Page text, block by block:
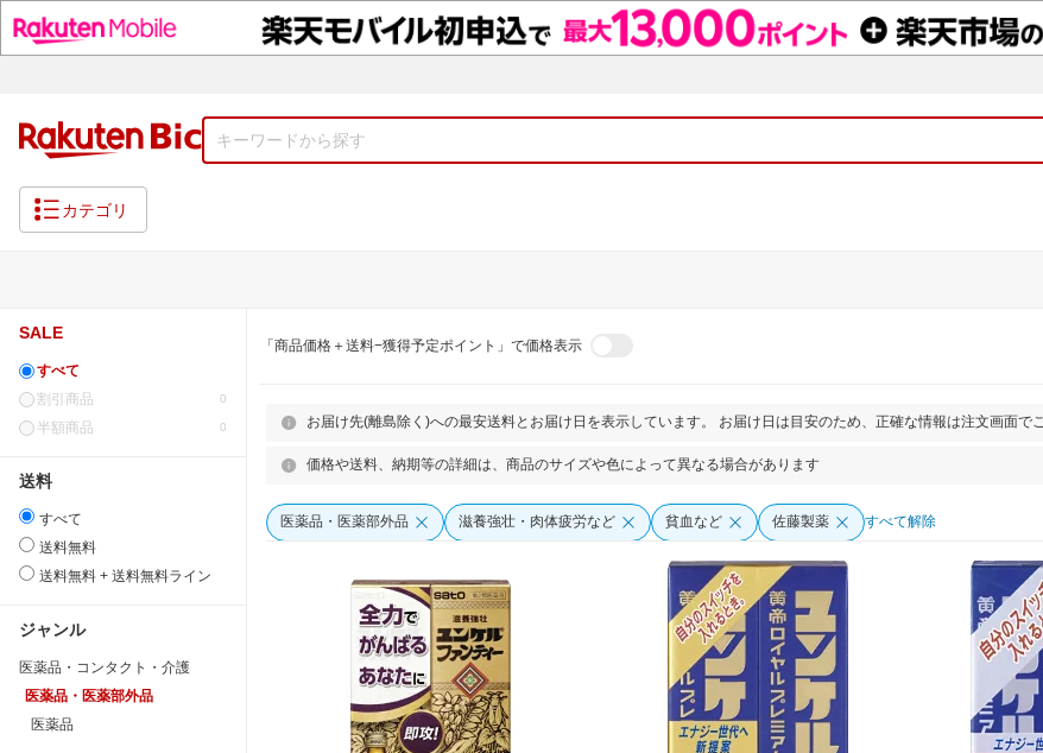
カテゴリ
SALE
すべて
0
割引商品
0
半額商品
送料
すべて
送料無料
送料無料 + 送料無料ライン
ジャンル
医薬品・コンタクト・介護
医薬品・医薬部外品
医薬品
「商品価格＋送料−獲得予定ポイント」で価格表示
お届け先(離島除く)への最安送料とお届け日を表示しています。 お届け日は目安のため、正確な情報は注文画面で
価格や送料、納期等の詳細は、商品のサイズや色によって異なる場合があります
医薬品・医薬部外品 滋養強壮・肉体疲労など 貧血など 佐藤製薬 すべて解除